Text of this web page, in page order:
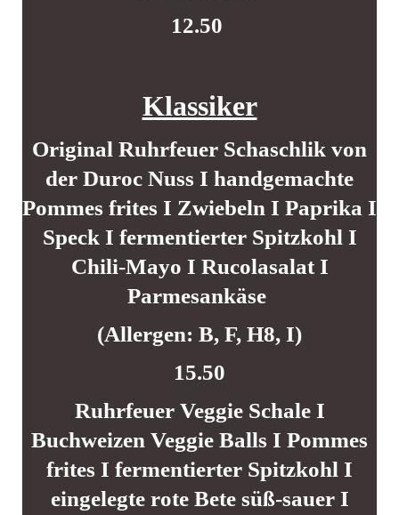
12.50
Klassiker
Original Ruhrfeuer Schaschlik von
der Duroc Nuss I handgemachte
Pommes frites I Zwiebeln I Paprika I
Speck I fermentierter Spitzkohl I
Chili-Mayo I Rucolasalat I
Parmesankäse
(Allergen: B, F, H8, I)
15.50
Ruhrfeuer Veggie Schale I
Buchweizen Veggie Balls I Pommes
frites I fermentierter Spitzkohl I
eingelegte rote Bete süß-sauer I